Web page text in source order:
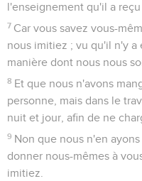
l'enseignement qu'il a reçu
7 Car vous savez vous-
nous imitiez ; vu qu'il n'y a
manière dont nous nous
8 Et que nous n'avons
personne, mais dans le
nuit et jour, afin de ne
9 Non que nous n'en
donner nous-mêmes à
imitiez.